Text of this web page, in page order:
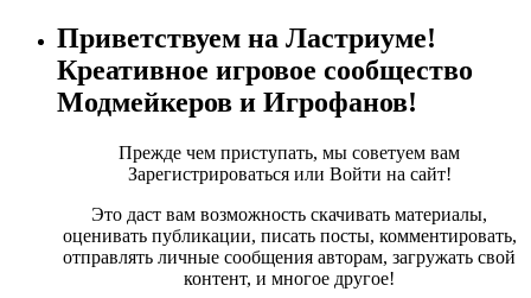
Приветствуем на Ластриуме!
Креативное игровое сообщество
Модмейкеров и Игрофанов!
Прежде чем приступать, мы советуем вам
Зарегистрироваться или Войти на сайт!
Это даст вам возможность скачивать материалы,
оценивать публикации, писать посты, комментировать,
отправлять личные сообщения авторам, загружать свой
контент, и многое другое!